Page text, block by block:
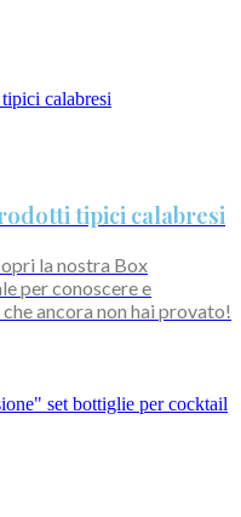
tipici calabresi
la nostra Box
per conoscere e
ancora non hai provato!